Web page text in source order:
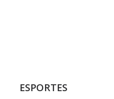
ESPORTES